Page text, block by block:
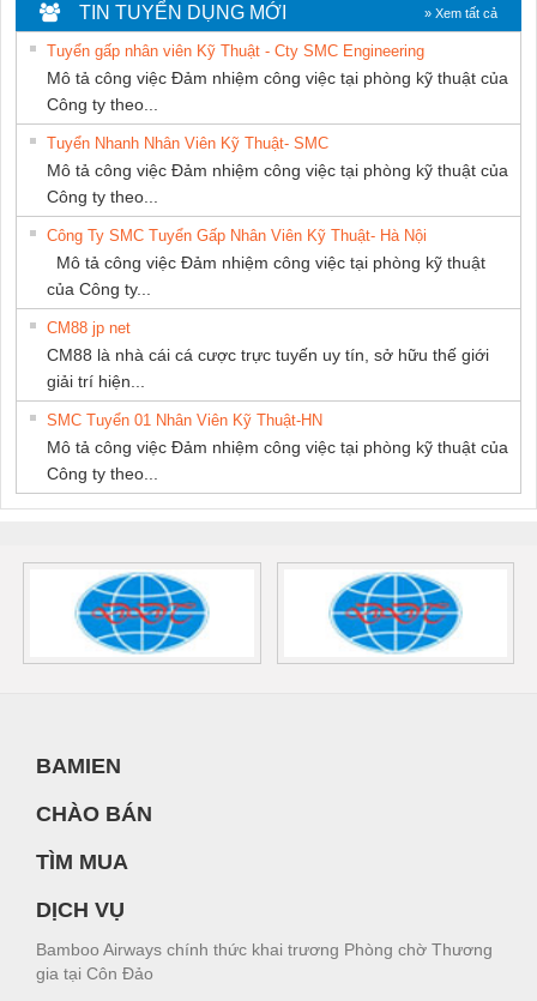
CÁP ĐIỆN
THƯỢNG ĐÌNH
Ba Miền
TIN TUYỂN DỤNG MỚI » Xem tất cả
Tuyển gấp nhân viên Kỹ Thuật - Cty SMC Engineering
Mô tả công việc Đảm nhiệm công việc tại phòng kỹ thuật của
Công ty theo...
Tuyển Nhanh Nhân Viên Kỹ Thuật- SMC
Mô tả công việc Đảm nhiệm công việc tại phòng kỹ thuật của
Công ty theo...
Công Ty SMC Tuyển Gấp Nhân Viên Kỹ Thuật- Hà Nội
Mô tả công việc Đảm nhiệm công việc tại phòng kỹ thuật
của Công ty...
CM88 jp net
CM88 là nhà cái cá cược trực tuyến uy tín, sở hữu thế giới
giải trí hiện...
SMC Tuyển 01 Nhân Viên Kỹ Thuật-HN
Mô tả công việc Đảm nhiệm công việc tại phòng kỹ thuật của
Công ty theo...
BAMIEN
CHÀO BÁN
TÌM MUA
DỊCH VỤ
Bamboo Airways chính thức khai trương Phòng chờ Thương
gia tại Côn Đảo